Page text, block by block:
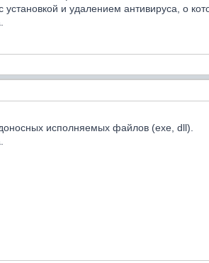
и удалением антивируса, о
исполняемых файлов (exe, dll).